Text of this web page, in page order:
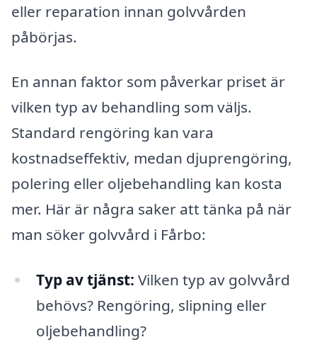
eller reparation innan golvvården
påbörjas.
En annan faktor som påverkar priset är
vilken typ av behandling som väljs.
Standard rengöring kan vara
kostnadseffektiv, medan djuprengöring,
polering eller oljebehandling kan kosta
mer. Här är några saker att tänka på när
man söker golvvård i Fårbo:
Typ av tjänst: Vilken typ av golvvård
behövs? Rengöring, slipning eller
oljebehandling?